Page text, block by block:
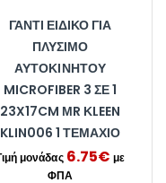
ΓΆΝΤΙ ΕΙΔΙΚΌ ΓΙΑ
ΠΛΎΣΙΜΟ
ΑΥΤΟΚΙΝΉΤΟΥ
MICROFIBER 3 ΣΕ 1
23X17CM ΜR ΚLEEN
KLIN006 1 ΤΕΜΆΧΙΟ
6.75€